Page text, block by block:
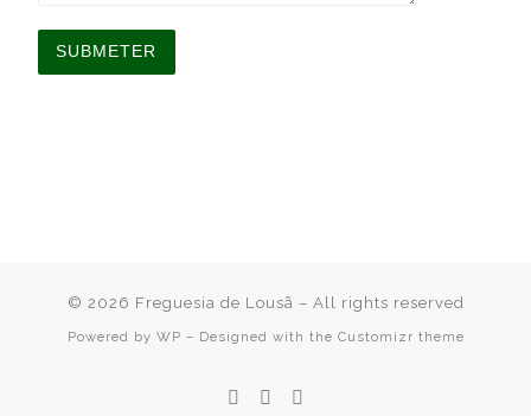
© 2026 Freguesia de Lousã – All rights reserved
Powered by WP – Designed with the Customizr theme